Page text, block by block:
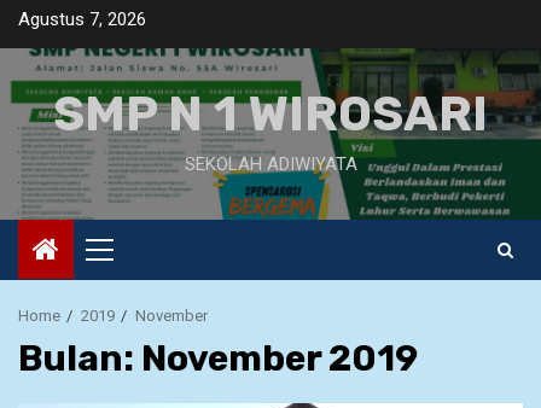
Skip
content
Agustus 7, 2026
SMP N 1 WIROSARI
SEKOLAH ADIWIYATA
Primary
Menu
Home 2019 November
Bulan: November 2019